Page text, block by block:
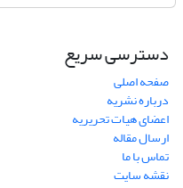
دسترسی سریع
صفحه اصلی
درباره نشریه
اعضای هیات تحریریه
ارسال مقاله
تماس با ما
نقشه سایت